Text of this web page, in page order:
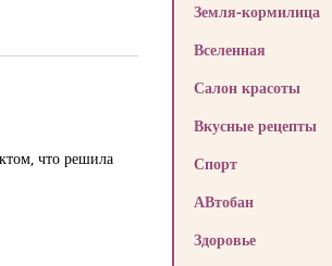
что решила
Земля-кормилица
Вселенная
Салон красоты
Вкусные рецепты
Спорт
АВтобан
Здоровье